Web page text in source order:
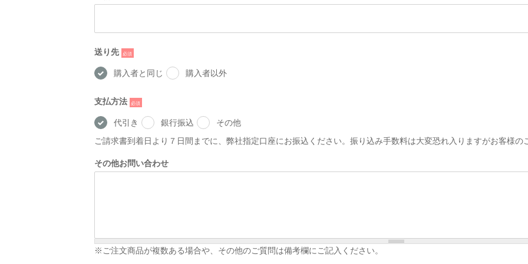
送り先
*
購入者と同じ
購入者以外
支払方法
*
代引き
銀行振込
その他
ご請求書到着日より７日間までに、弊社指定口座にお振込ください。振り込み手数料は大変恐れ入りますがお客様の
その他お問い合わせ
※ご注文商品が複数ある場合や、その他のご質問は備考欄にご記入ください。